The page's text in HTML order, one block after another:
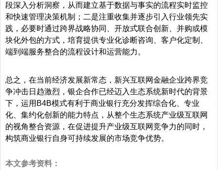
段深入分析洞察，从而建立基于数据与事实的流程实时监控
和快速管理决策机制；二是注重收集并逐步引入行业领先实
践，必要时通过跨界战略协同、开放式联合创新、并购或模
块化外包的方式，培育提供专业化诊断咨询、客户化定制、
端到端服务整合的流程设计和运营能力。
总之，在当前经济发展新常态，新兴互联网金融企业跨界竞
争冲击日趋激烈，银企合作已经迈入生态系统新时代的背景
下，运用B4B模式有利于商业银行充分发挥综合化、专业
化、集约化创新的能力特点，从整个生态系统产业级互联网
的视角整合资源，在促进提升产业级互联网竞争力的同时，
构筑商业银行自身可持续发展的市场竞争优势。
本文参考资料：